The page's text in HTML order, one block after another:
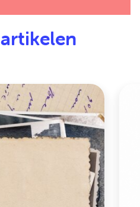
artikelen